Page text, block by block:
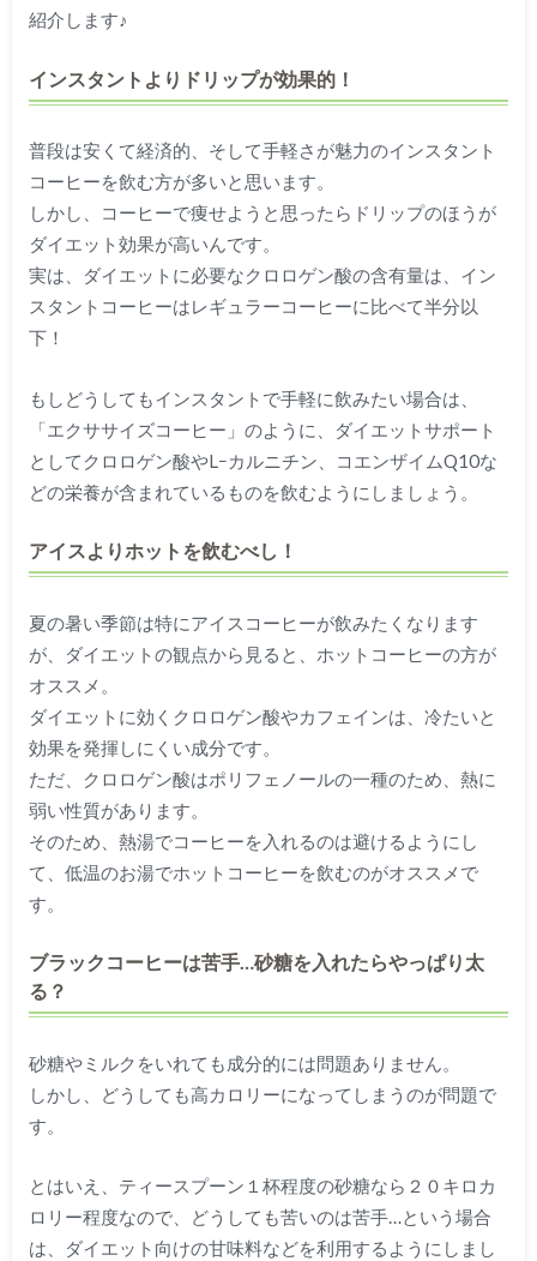
紹介します♪
インスタントよりドリップが効果的！
普段は安くて経済的、そして手軽さが魅力のインスタント
コーヒーを飲む方が多いと思います。
しかし、コーヒーで痩せようと思ったらドリップのほうが
ダイエット効果が高いんです。
実は、ダイエットに必要なクロロゲン酸の含有量は、イン
スタントコーヒーはレギュラーコーヒーに比べて半分以
下！
もしどうしてもインスタントで手軽に飲みたい場合は、
「エクササイズコーヒー」のように、ダイエットサポート
としてクロロゲン酸やLｰカルニチン、コエンザイムQ10な
どの栄養が含まれているものを飲むようにしましょう。
アイスよりホットを飲むべし！
夏の暑い季節は特にアイスコーヒーが飲みたくなります
が、ダイエットの観点から見ると、ホットコーヒーの方が
オススメ。
ダイエットに効くクロロゲン酸やカフェインは、冷たいと
効果を発揮しにくい成分です。
ただ、クロロゲン酸はポリフェノールの一種のため、熱に
弱い性質があります。
そのため、熱湯でコーヒーを入れるのは避けるようにし
て、低温のお湯でホットコーヒーを飲むのがオススメで
す。
ブラックコーヒーは苦手…砂糖を入れたらやっぱり太
る？
砂糖やミルクをいれても成分的には問題ありません。
しかし、どうしても高カロリーになってしまうのが問題で
す。
とはいえ、ティースプーン１杯程度の砂糖なら２０キロカ
ロリー程度なので、どうしても苦いのは苦手…という場合
は、ダイエット向けの甘味料などを利用するようにしまし